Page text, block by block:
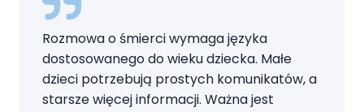
Rozmowa o śmierci wymaga języka
dostosowanego do wieku dziecka. Małe
dzieci potrzebują prostych komunikatów, a
starsze więcej informacji. Ważna jest